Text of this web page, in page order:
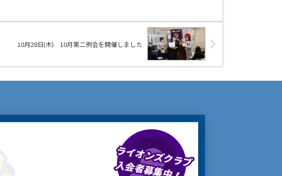
10月28日(木) 10月第二例会を開催しました